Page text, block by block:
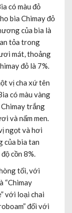
có màu đỏ
bia Chimay đỏ
của bia là
tỏa trong
mát, thoảng
đỏ là 7%.
vị cha xứ tên
có màu vàng
trắng
và nấm men.
ngọt và hơi
của bia tan
cồn 8%.
tối, với
“Chimay
với loại chai
đối với